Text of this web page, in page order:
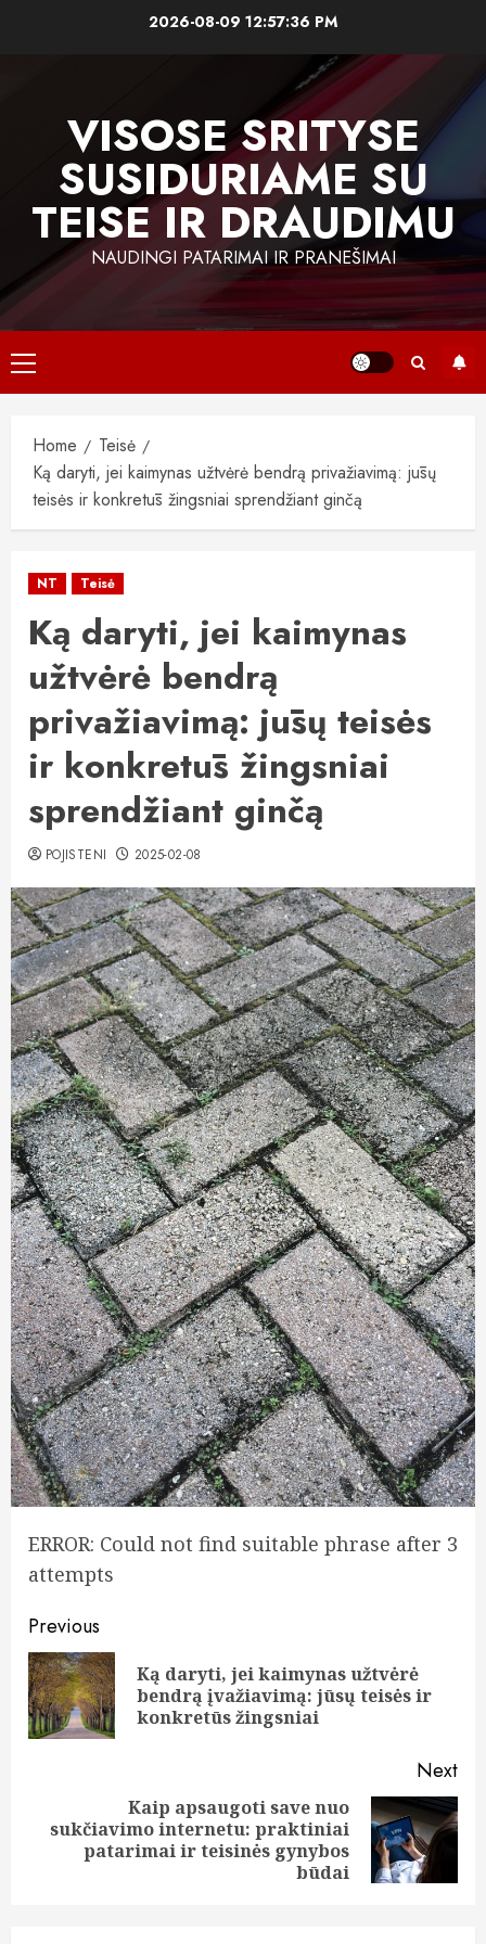
2026-08-0912:57:37 PM
VISOSE SRITYSE
SUSIDURIAME SU
TEISE IR DRAUDIMU
NAUDINGI PATARIMAI IR PRANEŠIMAI
Primary
Menu
Home
Teisė
Ką daryti, jei kaimynas užtvėrė bendrą privažiavimą: jūsų
teisės ir konkretūs žingsniai sprendžiant ginčą
NT Teisė
Ką daryti, jei kaimynas
užtvėrė bendrą
privažiavimą: jūsų teisės
ir konkretūs žingsniai
sprendžiant ginčą
POJISTENI 2025-02-08
ERROR: Could not find suitable phrase after 3
attempts
Post
navigation
Previous
Ką daryti, jei kaimynas užtvėrė
bendrą įvažiavimą: jūsų teisės ir
konkretūs žingsniai
Next
Next
Kaip apsaugoti save nuo
sukčiavimo internetu: praktiniai
patarimai ir teisinės gynybos
būdai